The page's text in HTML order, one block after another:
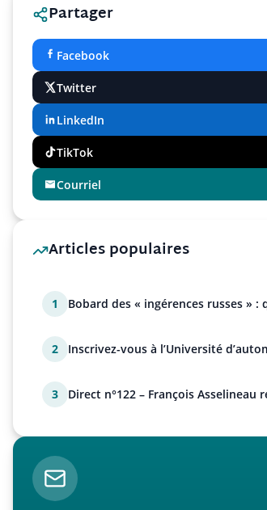
Partager
Facebook
Twitter
LinkedIn
TikTok
Courriel
Articles populaires
1 Bobard des « ingérences russes » :
2 Inscrivez-vous à l’Université
3 Direct n°122 – François Asselineau